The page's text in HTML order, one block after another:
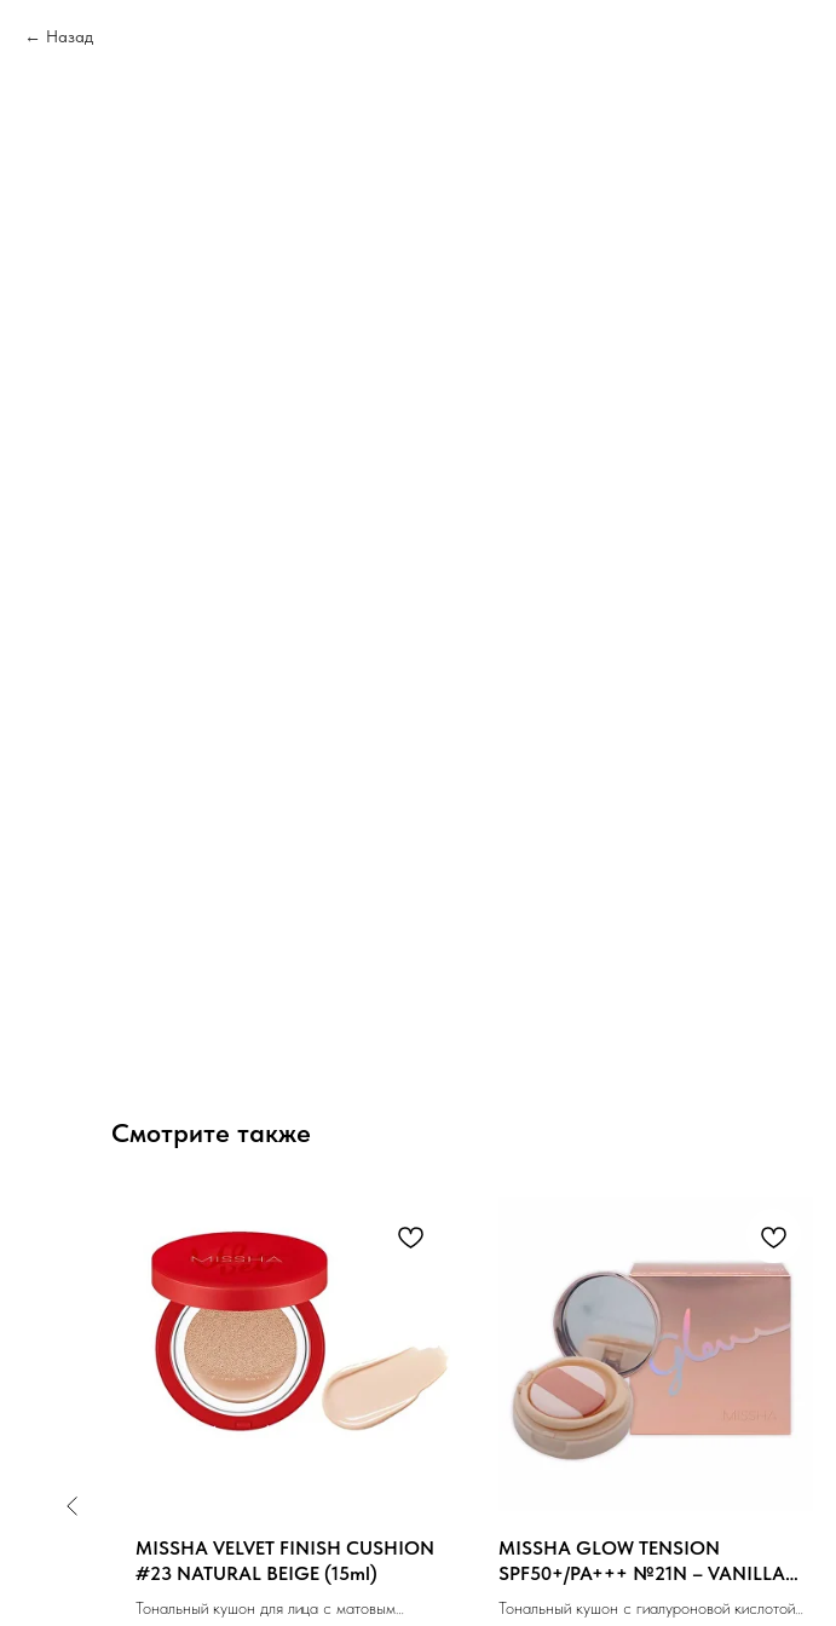
Назад
Смотрите также
MISSHA VELVET FINISH CUSHION
#23 NATURAL BEIGE (15ml)
Тональный кушон для лица с матовым
MISSHA GLOW TENSION
SPF50+/PA+++ №21N – VANILLA
(NEUTRAL) (15gr)
Тональный кушон с гиалуроновой кислотой